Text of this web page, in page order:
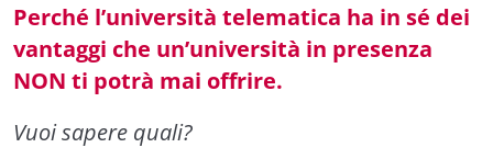
Perché l’università telematica ha in sé dei
vantaggi che un’università in presenza
NON ti potrà mai offrire.
Vuoi sapere quali?